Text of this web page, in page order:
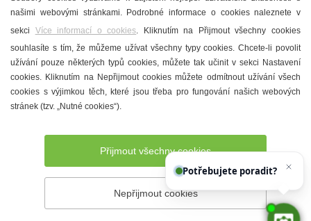
Ubytování
Restaurace
Městské muzeum a galerie
Denní meníčka
Prohlášení o přístupnosti Správce webu
našimi webovými stránkami. Podrobné informace o cookies naleznete v
sekci Více informací o cookies. Kliknutím na Přijmout všechny cookies
souhlasíte s tím, že můžeme užívat všechny typy cookies. Chcete-li povolit
užívání pouze některých typů cookies, můžete tak učinit v sekci Nastavení
cookies. Kliknutím na Nepřijmout cookies můžete odmítnout užívání všech
cookies s výjimkou těch, které jsou třeba pro fungování našich webových
stránek (tzv. „Nutné cookies“).
Přijmout všechny cookies
Nepřijmout cookies
Potřebujete poradit?Zeptejte se naš